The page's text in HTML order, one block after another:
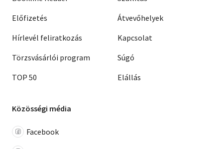
Előfizetés
Hírlevél feliratkozás
Törzsvásárlói program
TOP 50
Átvevőhelyek
Kapcsolat
Súgó
Elállás
Közösségi média
Facebook